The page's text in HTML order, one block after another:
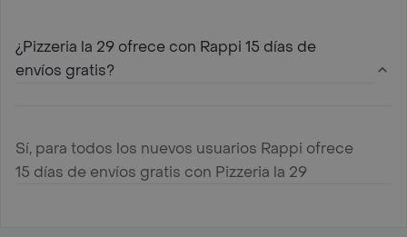
¿Pizzeria la 29 ofrece con Rappi 15 días de
envíos gratis?
Sí, para todos los nuevos usuarios Rappi ofrece
15 días de envíos gratis con Pizzeria la 29